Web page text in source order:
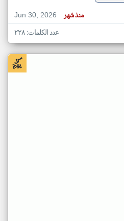
Jun 30, 2026
منذ شهر
عدد الكلمات: ٢٢٨